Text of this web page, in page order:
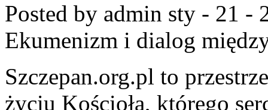
Posted by admin sty - 21 -
Ekumenizm i dialog
Szczepan.org.pl to
życiu Kościoła, którego